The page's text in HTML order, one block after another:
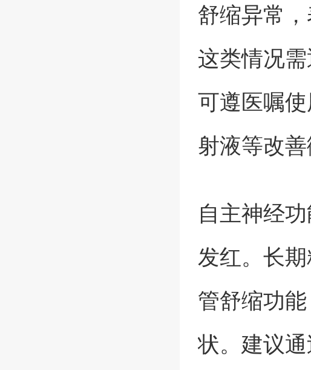
舒缩异常，
这类情况
可遵医嘱
射液等改善
自主神经
发红。长
管舒缩功
状。建议